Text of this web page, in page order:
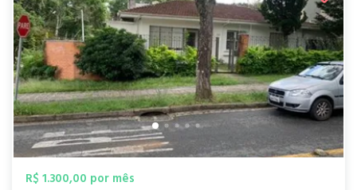
R$ 1.300,00 por mês